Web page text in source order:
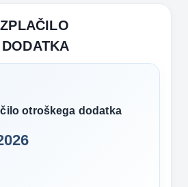
otroškega dodatka